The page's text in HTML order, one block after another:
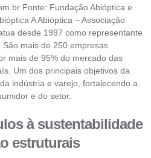
Fonte: Fundação Abióptica e
A Abióptica – Associação
desde 1997 como representante
mais de 250 empresas
mais de 95% do mercado das
Um dos principais objetivos da
indústria e varejo, fortalecendo a
e do setor.
à sustentabilidade
estruturais